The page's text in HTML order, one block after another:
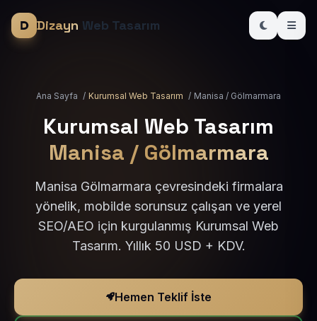
Dizayn Web Tasarım
Ana Sayfa / Kurumsal Web Tasarım / Manisa / Gölmarmara
Kurumsal Web Tasarım
Manisa / Gölmarmara
Manisa Gölmarmara çevresindeki firmalara
yönelik, mobilde sorunsuz çalışan ve yerel
SEO/AEO için kurgulanmış Kurumsal Web
Tasarım. Yıllık 50 USD + KDV.
Hemen Teklif İste